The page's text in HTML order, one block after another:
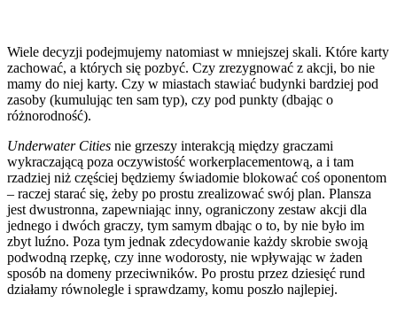
Wiele decyzji podejmujemy natomiast w mniejszej skali. Które karty
zachować, a których się pozbyć. Czy zrezygnować z akcji, bo nie
mamy do niej karty. Czy w miastach stawiać budynki bardziej pod
zasoby (kumulując ten sam typ), czy pod punkty (dbając o
różnorodność).
Underwater Cities nie grzeszy interakcją między graczami
wykraczającą poza oczywistość workerplacementową, a i tam
rzadziej niż częściej będziemy świadomie blokować coś oponentom
– raczej starać się, żeby po prostu zrealizować swój plan. Plansza
jest dwustronna, zapewniając inny, ograniczony zestaw akcji dla
jednego i dwóch graczy, tym samym dbając o to, by nie było im
zbyt luźno. Poza tym jednak zdecydowanie każdy skrobie swoją
podwodną rzepkę, czy inne wodorosty, nie wpływając w żaden
sposób na domeny przeciwników. Po prostu przez dziesięć rund
działamy równolegle i sprawdzamy, komu poszło najlepiej.